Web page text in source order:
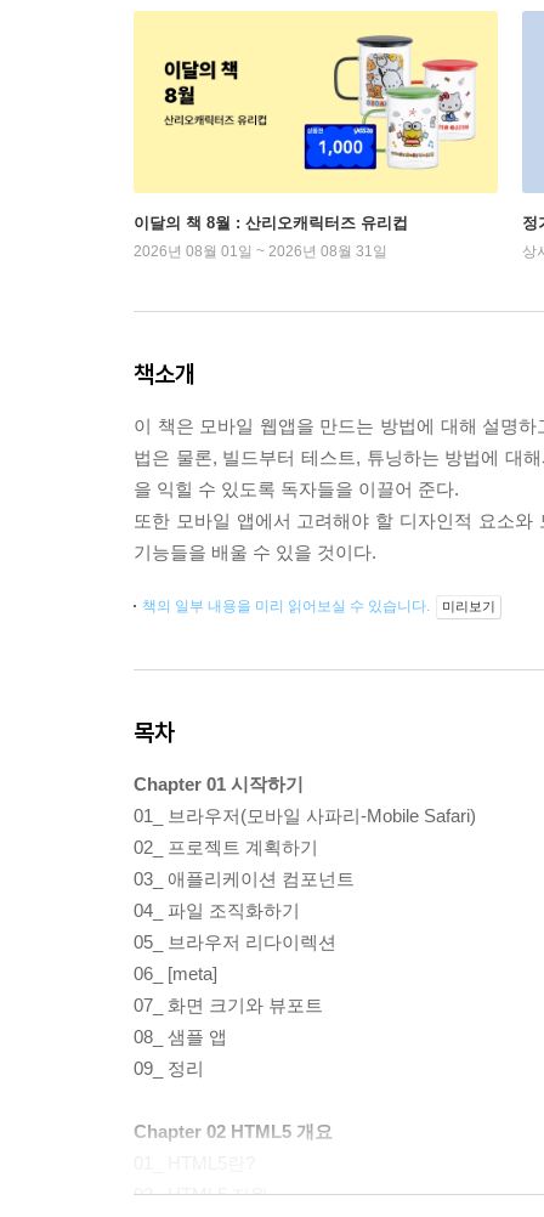
이달의 책 8월 : 산리오캐릭터즈 유리컵
2026년 08월 01일 ~ 2026년 08월 31일
정
상
책소개
이 책은 모바일 웹앱을 만드는 방법에 대해 설명
법은 물론, 빌드부터 테스트, 튜닝하는 방법에 대
을 익힐 수 있도록 독자들을 이끌어 준다.
또한 모바일 앱에서 고려해야 할 디자인적 요소
기능들을 배울 수 있을 것이다.
책의 일부 내용을 미리 읽어보실 수 있습니다. 미리보기
목차
Chapter 01 시작하기
01_ 브라우저(모바일 사파리-Mobile Safari)
02_ 프로젝트 계획하기
03_ 애플리케이션 컴포넌트
04_ 파일 조직화하기
05_ 브라우저 리다이렉션
06_ [meta]
07_ 화면 크기와 뷰포트
08_ 샘플 앱
09_ 정리
Chapter 02 HTML5 개요
02_ HTML5 지원